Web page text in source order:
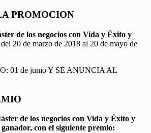
PROMOCION
de los negocios con Vida y Éxito y
20 de marzo de 2018 al 20 de mayo de
01 de junio Y SE ANUNCIA AL
de los negocios con Vida y Éxito y
con el siguiente premio: